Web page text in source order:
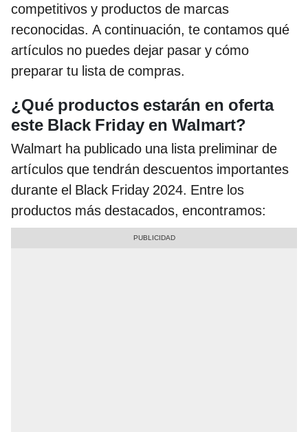
competitivos y productos de marcas
reconocidas. A continuación, te contamos qué
artículos no puedes dejar pasar y cómo
preparar tu lista de compras.
¿Qué productos estarán en oferta
este Black Friday en Walmart?
Walmart ha publicado una lista preliminar de
artículos que tendrán descuentos importantes
durante el Black Friday 2024. Entre los
productos más destacados, encontramos: